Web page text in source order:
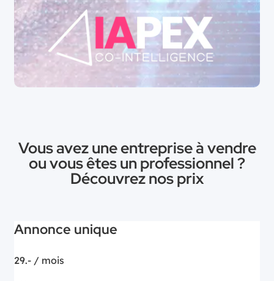
Vous avez une entreprise à vendre
ou vous êtes un professionnel ?
Découvrez nos prix
Annonce unique
29.- / mois